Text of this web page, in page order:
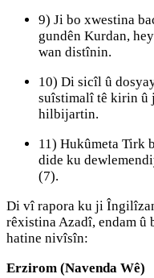
9) Ji bo xwestina
gundên Kurdan,
wan distînin.
10) Di sicîl û
suîstimalî tê kirin û
hilbijartin.
11) Hukûmeta Tirk
dide ku
(7).
Di vî rapora ku ji
rêxistina Azadî, endam
hatine nivîsîn:
Erzirom (Navenda Wê)